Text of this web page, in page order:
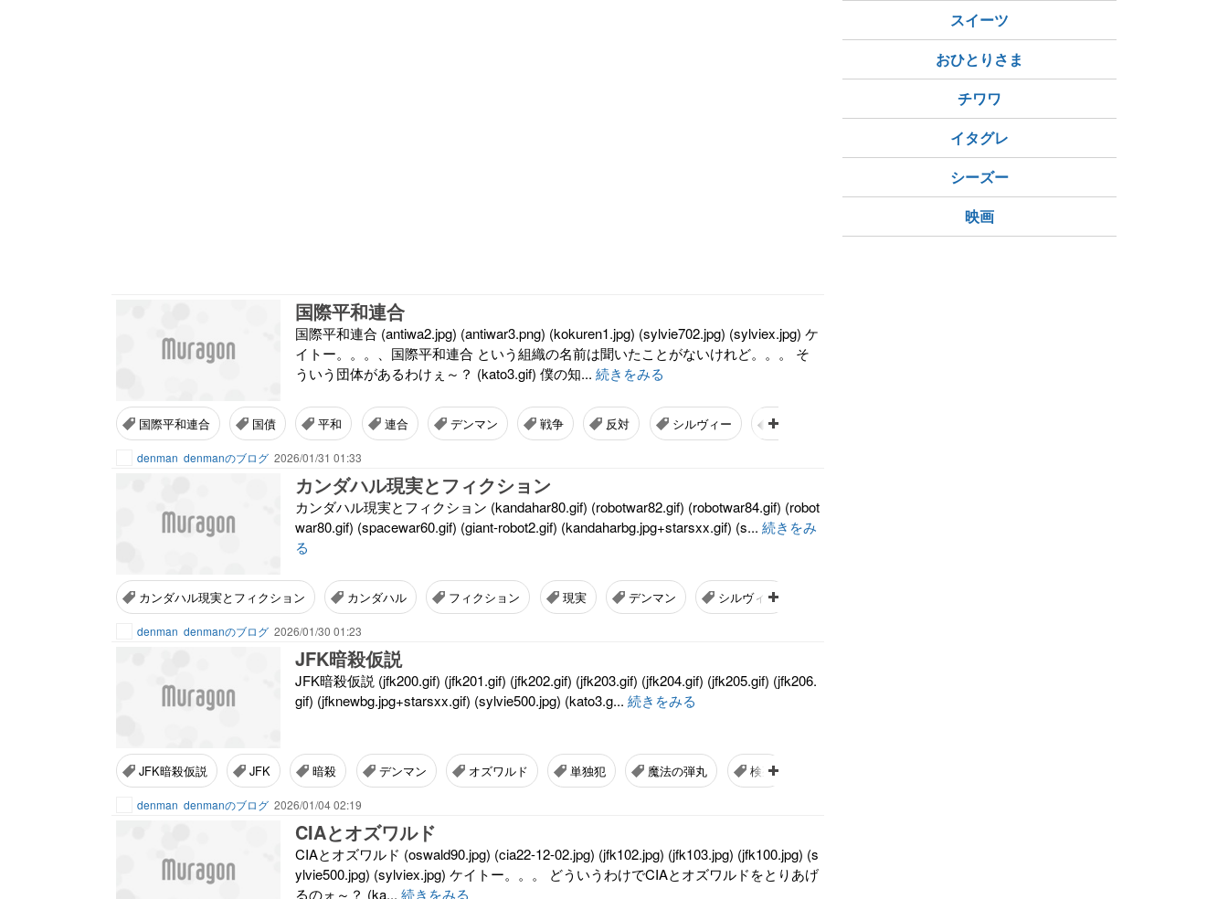
国際平和連合
国際平和連合 (antiwa2.jpg) (antiwar3.png) (kokuren1.jpg) (sylvie702.jpg) (sylviex.jpg) ケ
イトー。。。、国際平和連合 という組織の名前は聞いたことがないけれど。。。 そ
ういう団体があるわけぇ～？ (kato3.gif) 僕の知... 続きをみる
国際平和連合 国債 平和 連合 デンマン 戦争 反対 シルヴィー ペンタゴン
denman denmanのブログ 2026/01/31 01:33
カンダハル現実とフィクション
カンダハル現実とフィクション (kandahar80.gif) (robotwar82.gif) (robotwar84.gif) (robot
war80.gif) (spacewar60.gif) (giant-robot2.gif) (kandaharbg.jpg+starsxx.gif) (s... 続きをみ
る
カンダハル現実とフィクション カンダハル フィクション 現実 デンマン シルヴィー
denman denmanのブログ 2026/01/30 01:23
JFK暗殺仮説
JFK暗殺仮説 (jfk200.gif) (jfk201.gif) (jfk202.gif) (jfk203.gif) (jfk204.gif) (jfk205.gif) (jfk206.
gif) (jfknewbg.jpg+starsxx.gif) (sylvie500.jpg) (kato3.g... 続きをみる
JFK暗殺仮説 JFK 暗殺 デンマン オズワルド 単独犯 魔法の弾丸 検死
denman denmanのブログ 2026/01/04 02:19
CIAとオズワルド
CIAとオズワルド (oswald90.jpg) (cia22-12-02.jpg) (jfk102.jpg) (jfk103.jpg) (jfk100.jpg) (s
ylvie500.jpg) (sylviex.jpg) ケイトー。。。 どういうわけでCIAとオズワルドをとりあげ
るのォ～？ (ka... 続きをみる
スイーツ
おひとりさま
チワワ
イタグレ
シーズー
映画